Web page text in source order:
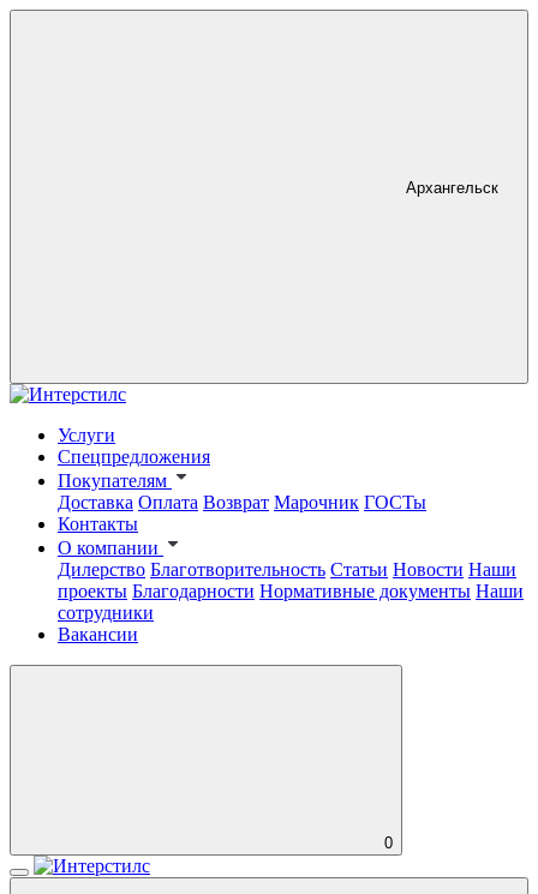
Архангельск
Услуги
Спецпредложения
Покупателям
Доставка Оплата Возврат Марочник ГОСТы
Контакты
О компании
Дилерство Благотворительность Статьи Новости Наши
проекты Благодарности Нормативные документы Наши
сотрудники
Вакансии
0